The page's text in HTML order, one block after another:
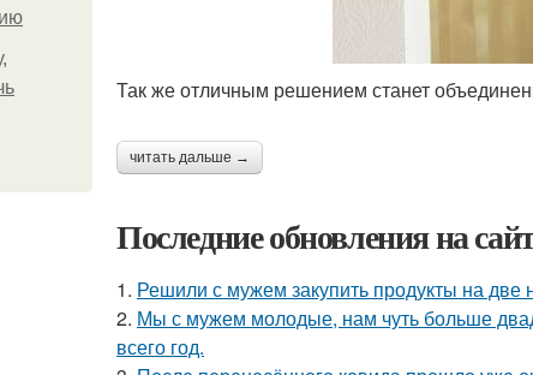
Так же отличным решением станет
читать дальше →
Последние обновления на
1. Решили с мужем закупить продукты на две
2. Мы с мужем молодые, нам чуть больше
всего год.